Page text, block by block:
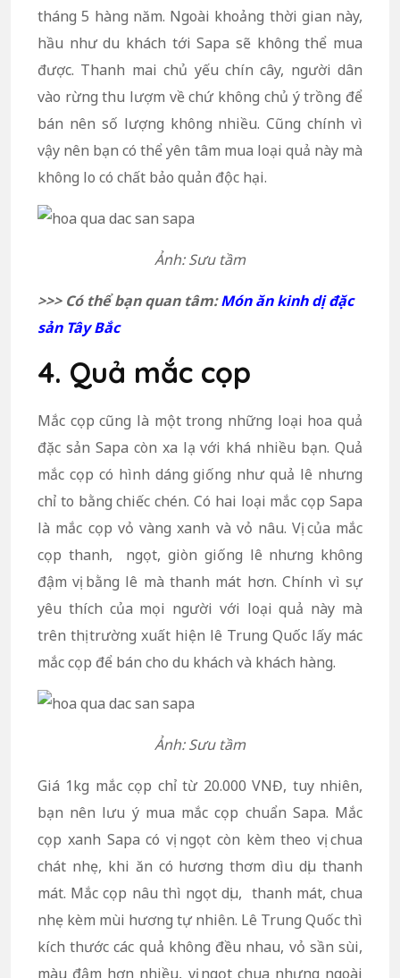
tháng 5 hàng năm. Ngoài khoảng thời gian này,
hầu như du khách tới Sapa sẽ không thể mua
được. Thanh mai chủ yếu chín cây, người dân
vào rừng thu lượm về chứ không chủ ý trồng để
bán nên số lượng không nhiều. Cũng chính vì
vậy nên bạn có thể yên tâm mua loại quả này mà
không lo có chất bảo quản độc hại.
Ảnh: Sưu tầm
>>> Có thể bạn quan tâm:Món ăn kinh dị đặc
sản Tây Bắc
4. Quả mắc cọp
Mắc cọp cũng là một trong những loại hoa quả
đặc sản Sapa còn xa lạ với khá nhiều bạn. Quả
mắc cọp có hình dáng giống như quả lê nhưng
chỉ to bằng chiếc chén. Có hai loại mắc cọp Sapa
là mắc cọp vỏ vàng xanh và vỏ nâu. Vị của mắc
cọp thanh, ngọt, giòn giống lê nhưng không
đậm vị bằng lê mà thanh mát hơn. Chính vì sự
yêu thích của mọi người với loại quả này mà
trên thị trường xuất hiện lê Trung Quốc lấy mác
mắc cọp để bán cho du khách và khách hàng.
Ảnh: Sưu tầm
Giá 1kg mắc cọp chỉ từ 20.000 VNĐ, tuy nhiên,
bạn nên lưu ý mua mắc cọp chuẩn Sapa. Mắc
cọp xanh Sapa có vị ngọt còn kèm theo vị chua
chát nhẹ, khi ăn có hương thơm dìu dịu thanh
mát. Mắc cọp nâu thì ngọt dịu, thanh mát, chua
nhẹ kèm mùi hương tự nhiên. Lê Trung Quốc thì
kích thước các quả không đều nhau, vỏ sần sùi,
màu đậm hơn nhiều, vị ngọt chua nhưng ngoài